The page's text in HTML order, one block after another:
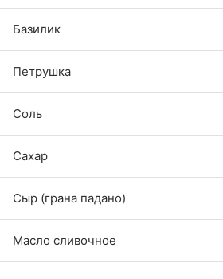
Базилик
Петрушка
Соль
Сахар
Сыр (грана падано)
Масло сливочное